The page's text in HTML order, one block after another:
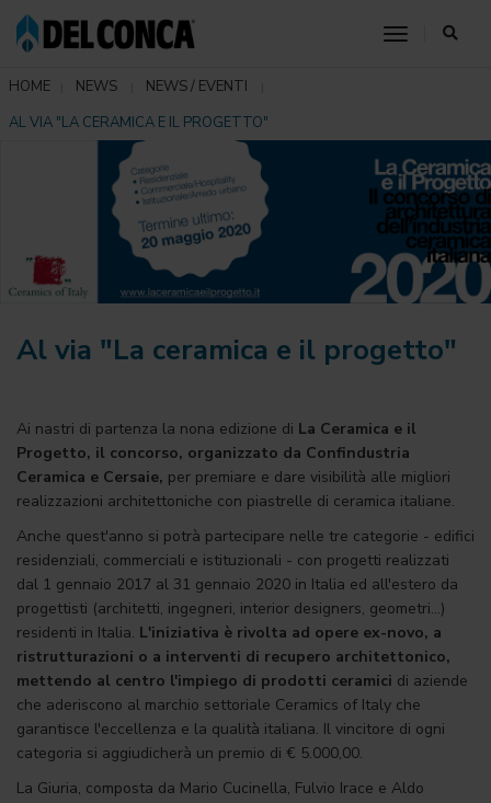
toggle
HOME NEWS
NEWS / EVENTI
AL VIA "LA CERAMICA E IL PROGETTO"
Al via "La ceramica e il progetto"
Ai nastri di partenza la nona edizione di La Ceramica e il
Progetto, il concorso, organizzato da Confindustria
Ceramica e Cersaie, per premiare e dare visibilità alle migliori
realizzazioni architettoniche con piastrelle di ceramica italiane.
Anche quest'anno si potrà partecipare nelle tre categorie - edifici
residenziali, commerciali e istituzionali - con progetti realizzati
dal 1 gennaio 2017 al 31 gennaio 2020 in Italia ed all'estero da
progettisti (architetti, ingegneri, interior designers, geometri...)
residenti in Italia. L'iniziativa è rivolta ad opere ex-novo, a
ristrutturazioni o a interventi di recupero architettonico,
mettendo al centro l'impiego di prodotti ceramici di aziende
che aderiscono al marchio settoriale Ceramics of Italy che
garantisce l'eccellenza e la qualità italiana. Il vincitore di ogni
categoria si aggiudicherà un premio di € 5.000,00.
La Giuria, composta da Mario Cucinella, Fulvio Irace e Aldo